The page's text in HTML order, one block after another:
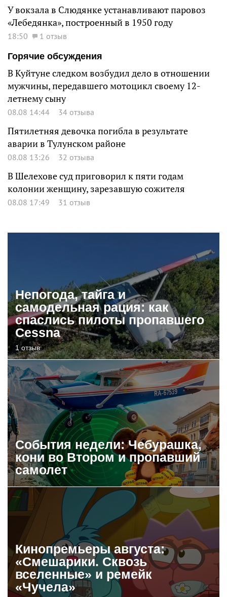
У вокзала в Слюдянке устанавливают паровоз
«Лебедянка», построенный в 1950 году
18:50
1 отзыв
Горячие обсуждения
В Куйтуне следком возбудил дело в отношении
мужчины, передавшего мотоцикл своему 12-
летнему сыну
08.08 14:44 34 отзыва
Пятилетняя девочка погибла в результате
аварии в Тулунском районе
08.08 13:26 32 отзыва
В Шелехове суд приговорил к пяти годам
колонии женщину, зарезавшую сожителя
08.08 17:49 31 отзыв
Непогода, тайга и
самодельная рация: как
спаслись пилоты пропавшего
Cessna
1 отзыв
События недели: Чебурашка,
кони во Втором и пропавший
самолет
Кинопремьеры августа:
«Смешарики. Сквозь
вселенные» и ремейк
«Чучела»